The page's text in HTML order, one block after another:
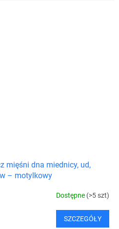
mięśni dna miednicy, ud,
– motylkowy
Dostępne (>5 szt)
SZCZEGÓŁY